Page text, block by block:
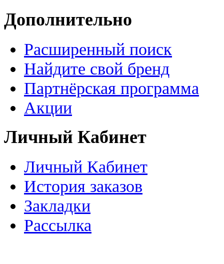
Дополнительно
Расширенный поиск
Найдите свой бренд
Партнёрская программа
Акции
Личный Кабинет
Личный Кабинет
История заказов
Закладки
Рассылка